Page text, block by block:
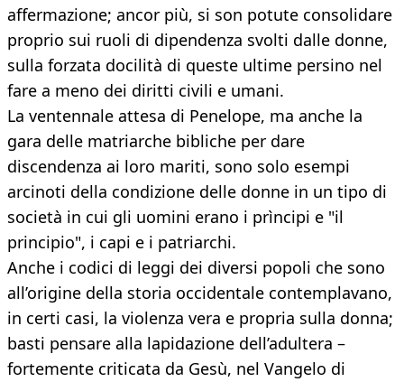
affermazione; ancor più, si son potute consolidare
proprio sui ruoli di dipendenza svolti dalle donne,
sulla forzata docilità di queste ultime persino nel
fare a meno dei diritti civili e umani.
La ventennale attesa di Penelope, ma anche la
gara delle matriarche bibliche per dare
discendenza ai loro mariti, sono solo esempi
arcinoti della condizione delle donne in un tipo di
società in cui gli uomini erano i prìncipi e "il
principio", i capi e i patriarchi.
Anche i codici di leggi dei diversi popoli che sono
all’origine della storia occidentale contemplavano,
in certi casi, la violenza vera e propria sulla donna;
basti pensare alla lapidazione dell’adultera –
fortemente criticata da Gesù, nel Vangelo di